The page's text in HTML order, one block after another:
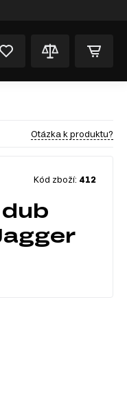
Otázka k produktu?
Kód zboží: 412